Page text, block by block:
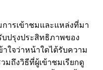
การเข้าชมและแหล่งที่มา
บปรุงประสิทธิภาพของ
าใจว่าหน้าใดได้รับความ
ถึงวิธีที่ผู้เข้าชมเรียกดู